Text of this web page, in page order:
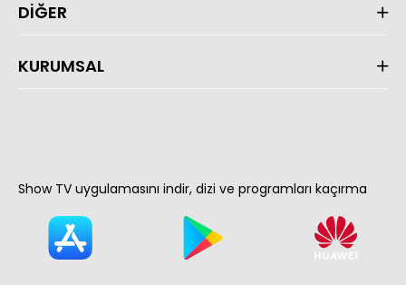
DİĞER
KURUMSAL
Show TV uygulamasını indir, dizi ve programları kaçırma